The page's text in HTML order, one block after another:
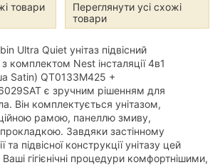
товари
Переглянути усі схожі
товари
Ultra Quiet унітаз підвісний
комплектом Nest інсталяції 4в1
Satin) QT0133M425 +
є зручним рішенням для
Він комплектується унітазом,
рамою, панеллю змиву,
прокладкою. Завдяки застінному
та підвісної конструкції унітазу цей
гігієнічні процедури комфортнішими,